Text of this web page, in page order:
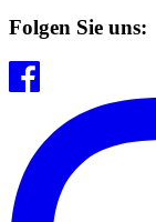
Folgen Sie uns: